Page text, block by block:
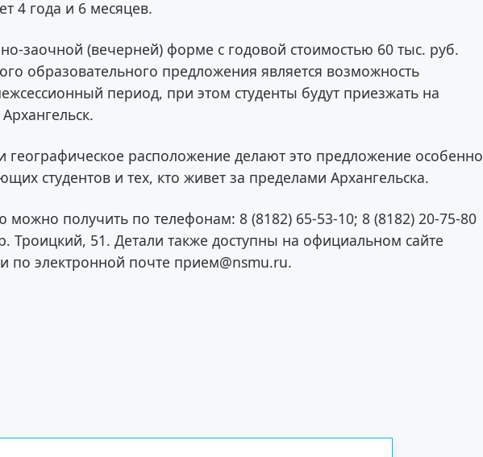
4 года и 6 месяцев.
заочной (вечерней) форме с годовой стоимостью 60 тыс. руб.
образовательного предложения является возможность
период, при этом студенты будут приезжать на
географическое расположение делают это предложение особенно
студентов и тех, кто живет за пределами Архангельска.
получить по телефонам: 8 (8182) 65-53-10; 8 (8182) 20-75-80
Троицкий, 51. Детали также доступны на официальном сайте
по электронной почте прием@nsmu.ru.